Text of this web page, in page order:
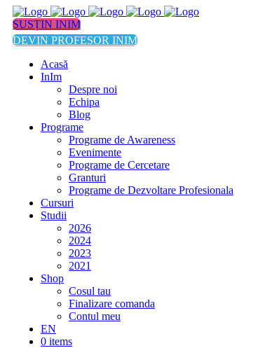
SUSȚIN INIM
DEVIN PROFESOR INIM
Acasă
InIm
Despre noi
Echipa
Blog
Programe
Programe de Awareness
Evenimente
Programe de Cercetare
Granturi
Programe de Dezvoltare Profesionala
Cursuri
Studii
2026
2024
2023
2021
Shop
Cosul tau
Finalizare comanda
Contul meu
EN
0 items